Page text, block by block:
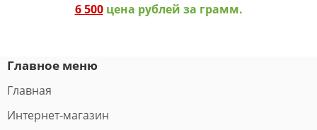
6 500цена рублей за грамм.
Главное меню
Главная
Интернет-магазин